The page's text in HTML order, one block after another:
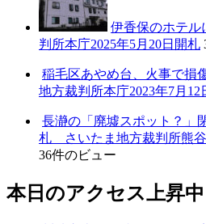
伊香保のホテ
判所本庁2025年5月20日開札
稲毛区あやめ台、火事で
地方裁判所本庁2023年7月12
長瀞の「廃墟スポット？」
札 さいたま地方裁判所熊谷
36件のビュー
本日のアクセス上昇中